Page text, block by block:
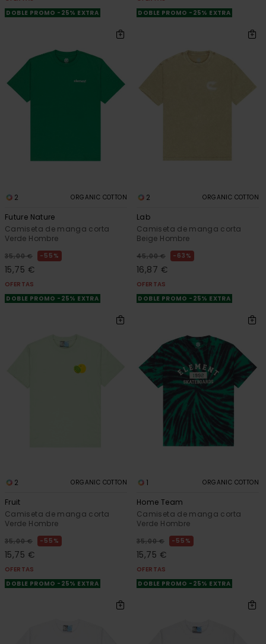
DOBLE PROMO -25% EXTRA
DOBLE PROMO -25% EXTRA
2 ORGANIC COTTON
Future Nature
Camiseta de manga corta
Verde Hombre
35,00 € 55%
15,75 €
OFERTAS
DOBLE PROMO -25% EXTRA
2 ORGANIC COTTON
Lab
Camiseta de manga corta
Beige Hombre
45,00 € 63%
16,87 €
OFERTAS
DOBLE PROMO -25% EXTRA
2 ORGANIC COTTON
Fruit
Camiseta de manga corta
Verde Hombre
35,00 € 55%
15,75 €
OFERTAS
DOBLE PROMO -25% EXTRA
1 ORGANIC COTTON
Home Team
Camiseta de manga corta
Verde Hombre
35,00 € 55%
15,75 €
OFERTAS
DOBLE PROMO -25% EXTRA